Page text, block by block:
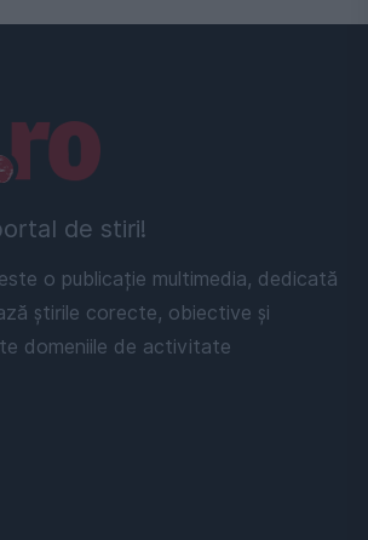
de stiri!
o publicație multimedia, dedicată
știrile corecte, obiective și
domeniile de activitate